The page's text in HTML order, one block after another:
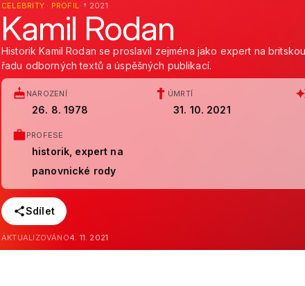
CELEBRITY · PROFIL· † 2021
Kamil Rodan
Historik Kamil Rodan se proslavil zejména jako expert na
řadu odborných textů a úspěšných publikací.
NAROZENÍ
26. 8. 1978
ÚMRTÍ
31. 10. 2021
PROFESE
historik, expert na
panovnické rody
Sdílet
AKTUALIZOVÁNO4. 11. 2021